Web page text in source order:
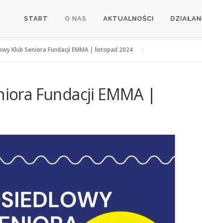
START O NAS AKTUALNOŚCI
Klub Seniora Fundacji EMMA | listopad 2024
Fundacji EMMA |